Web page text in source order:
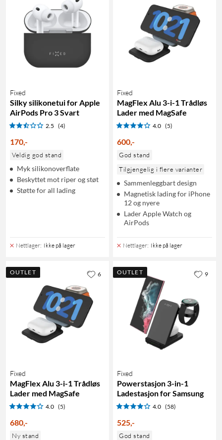
Fixed
Silky silikonetui for Apple
AirPods Pro 3 Svart
2.5 (4)
170,-
Veldig god stand
Myk silikonoverflate
Beskyttet mot riper og støt
Støtte for all lading
Nettlager: Ikke på lager
Fixed
MagFlex Alu 3-i-1 Trådløs
Lader med MagSafe
4.0 (5)
600,-
God stand
Tilgjengelig i flere varianter
Sammenleggbart design
Magnetisk lading for iPhone
12 og nyere
Lader Apple Watch og
AirPods
Nettlager: Ikke på lager
OUTLET
Fixed
MagFlex Alu 3-i-1 Trådløs
Lader med MagSafe
4.0 (5)
680,-
Ny stand
6 OUTLET
Fixed
Powerstasjon 3-in-1
Ladestasjon for Samsung
4.0 (58)
525,-
God stand
9